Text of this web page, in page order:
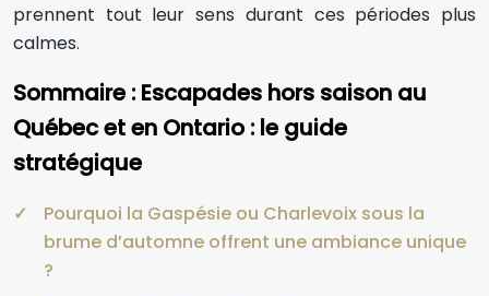
prennent tout leur sens durant ces périodes plus
calmes.
Sommaire : Escapades hors saison au
Québec et en Ontario : le guide
stratégique
Pourquoi la Gaspésie ou Charlevoix sous la
brume d’automne offrent une ambiance unique
?